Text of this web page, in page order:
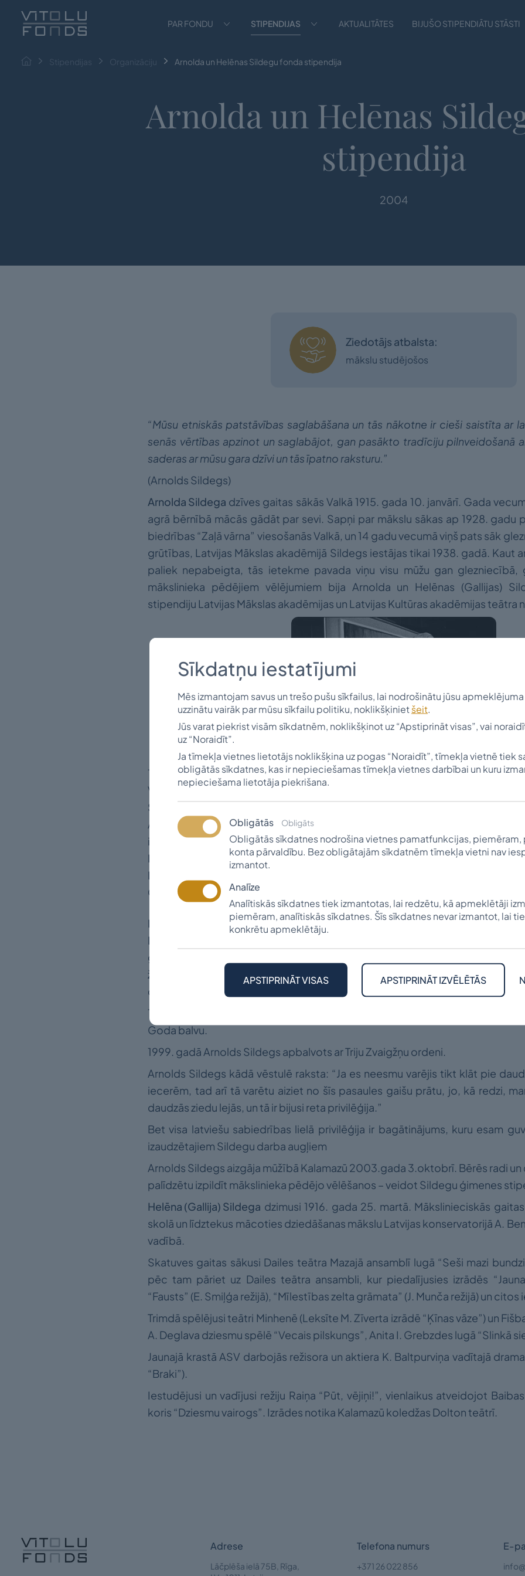
PAR FONDU STIPENDIJAS AKTUALITĀTES BIJUŠO STIPENDIĀTU STĀSTI
Stipendijas Organizāciju Arnolda un Helēnas Sildegu fonda stipendija
Arnolda un Helēnas
stipendija
2004
Ziedotājs atbalsta:
mākslu studējošos
“Mūsu etniskās patstāvības saglabāšana un tās nākotne ir cieši saistīta ar
senās vērtības apzinot un saglabājot, gan pasākto tradīciju pilnveidošanā
saderas ar mūsu gara dzīvi un tās īpatno raksturu.”
(Arnolds Sildegs)
Arnolda Sildega dzīves gaitas sākās Valkā 1915. gada 10. janvārī. Gada
agrā bērnībā mācās gādāt par sevi. Sapņi par mākslu sākas ap 1928. gadu
biedrības “Zaļā vārna” viesošanās Valkā, un 14 gadu vecumā viņš pats sāk
grūtības, Latvijas Mākslas akadēmijā Sildegs iestājas tikai 1938. gadā. Kaut
paliek nepabeigta, tās ietekme pavada viņu visu mūžu gan glezniecībā,
mākslinieka pēdējiem vēlējumiem bija Arnolda un Helēnas (Gallijas)
stipendiju Latvijas Mākslas akadēmijas un Latvijas Kultūras akadēmijas teātra
1944. gada rudenī Sildegi dodas bēgļu gaitās. Pēc kara viņi nonāk
Vācijā, vispirms Minhenē, tad Fišbahā, un beidzot 1950. gadā Kalamazū,
Sildegs visur aktīvi darbojas latviešu kultūras dzīvē, glezniecībā, Gallija
ASV, blakus maizes darbam lietišķās grafikas uzņēmumā “Allied Art
ietērpus simtiem latviešu grāmatu, periodisko izdevumu, Dziesmu
Latviešu kultūras institūtā, lasa lekcijas par latviešu glezniecību
Rietummičiganas universitātes latviešu programmas studentiem,
Garezerā, 2x2 un 3x3 nometnēs.
No 1946. līdz 1991. gadam Sildega gleznas bijušas izstādītas Minhenē un
Ņujorkā, Kalamazū, Indianapolē, Pitsburgā (ASV), Sidnejā un Melburnā
gan personālizstādēs. Varbūt vislielākais ieguldījums latviešu kultūrā ir
žurnāla “Latvju Māksla” izveidošanā, izdošanā, rediģēšanā. Gan “Latvju
daudzas saistošas un erudītas Sildega mākslas apceres.
1980. gadā par sekmīgu “Latvijas Mākslas” vadīšanu Arnolds Sildegs
Goda balvu.
1999. gadā Arnolds Sildegs apbalvots ar Triju Zvaigžņu ordeni.
Arnolds Sildegs kādā vēstulē raksta: “Ja es neesmu varējis tikt klāt pie
iecerēm, tad arī tā varētu aiziet no šīs pasaules gaišu prātu, jo, kā redzi,
daudzās ziedu lejās, un tā ir bijusi reta privilēģija.”
Bet visa latviešu sabiedrības lielā privilēģija ir bagātinājums, kuru esam
izaudzētajiem Sildegu darba augļiem
Arnolds Sildegs aizgāja mūžībā Kalamazū 2003.gada 3.oktobrī. Bērēs radi un
palīdzētu izpildīt mākslinieka pēdējo vēlēšanos – veidot Sildegu ģimenes
Helēna (Gallija) Sildega dzimusi 1916. gada 25. martā. Mākslinieciskās
skolā un līdztekus mācoties dziedāšanas mākslu Latvijas konservatorijā A.
vadībā.
Skatuves gaitas sākusi Dailes teātra Mazajā ansamblī lugā “Seši mazi
pēc tam pāriet uz Dailes teātra ansambli, kur piedalījusies izrādēs
“Fausts” (E. Smiļģa režijā), “Mīlestības zelta grāmata” (J. Munča režijā) un
Trimdā spēlējusi teātri Minhenē (Leksīte M. Zīverta izrādē “Ķīnas vāze”) un
A. Deglava dziesmu spēlē “Vecais pilskungs”, Anita I. Grebzdes lugā “Slinkā
Jaunajā krastā ASV darbojās režisora un aktiera K. Baltpurviņa vadītajā
“Braki”).
Iestudējusi un vadījusi režiju Raiņa “Pūt, vējiņi!”, vienlaikus atveidojot
koris “Dziesmu vairogs”. Izrādes notika Kalamazū koledžas Dolton teātrī.
Adrese
Lāčplēša ielā 75B, Rīga,
Telefona numurs
+371 26 022 856
E-
Sīkdatņu iestatījumi
Mēs izmantojam savus un trešo pušu sīkfailus, lai nodrošinātu jūsu
uzzinātu vairāk par mūsu sīkfailu politiku, noklikšķiniet šeit.
Jūs varat piekrist visām sīkdatnēm, noklikšķinot uz “Apstiprināt visas”, vai
uz “Noraidīt”.
Ja tīmekļa vietnes lietotājs noklikšķina uz pogas “Noraidīt”, tīmekļa vietnē tiek
obligātās sīkdatnes, kas ir nepieciešamas tīmekļa vietnes darbībai un kuru
nepieciešama lietotāja piekrišana.
Obligātās Obligāts
Obligātās sīkdatnes nodrošina vietnes pamatfunkcijas, piemēram,
konta pārvaldību. Bez obligātajām sīkdatnēm tīmekļa vietni nav
izmantot.
Analīze
Analītiskās sīkdatnes tiek izmantotas, lai redzētu, kā apmeklētāji
piemēram, analītiskās sīkdatnes. Šīs sīkdatnes nevar izmantot, lai
konkrētu apmeklētāju.
APSTIPRINĀT IZVĒLĒTĀS
APSTIPRINĀT VISAS